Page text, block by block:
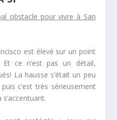
obstacle pour vivre à San
est élevé sur un point
Et ce n’est pas un détail,
La hausse s’était un peu
c’est très sérieusement